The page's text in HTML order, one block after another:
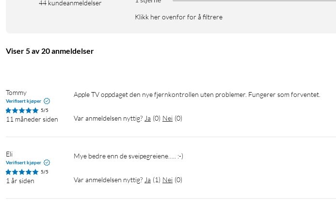
44 kundeanmeldelser
Klikk her ovenfor for å filtrere
Viser 5 av 20 anmeldelser
Tommy
Verifisert kjøper
5/5
11 måneder siden
Apple TV oppdaget den nye fjernkontrollen uten problemer. Fungerer som forventet.
Var anmeldelsen nyttig? Ja (0) Nei (0)
Eli
Verifisert kjøper
5/5
1 år siden
Mye bedre enn de sveipegreiene….. :-)
Var anmeldelsen nyttig? Ja (1) Nei (0)